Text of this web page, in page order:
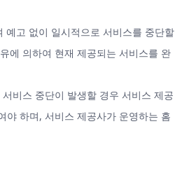
예고 없이 일시적으로 서비스를 중단할
에 의하여 현재 제공되는 서비스를 완
비스 중단이 발생할 경우 서비스 제공
야 하며, 서비스 제공사가 운영하는 홈